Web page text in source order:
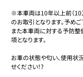
※本車両は10年以上前（10
のお取引となります。予めご
また本車両に対する予防整
項となります。
お車の状態や匂い、使用状
せください！?